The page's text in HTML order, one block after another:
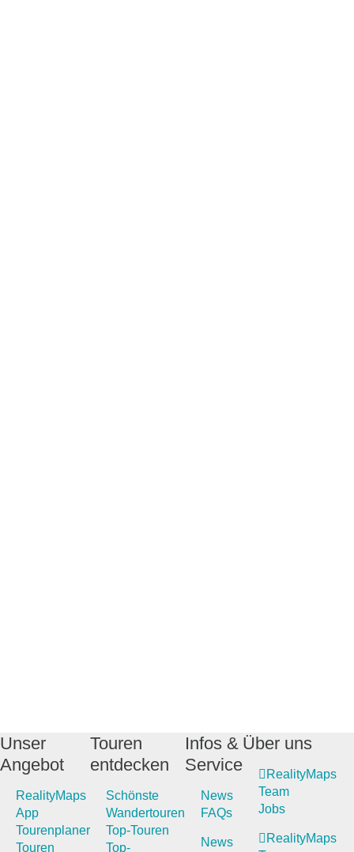
Unser
Angebot
RealityMaps
App
Tourenplaner
Touren
Touren
entdecken
Schönste
Wandertouren
Top-Touren
Top-
Infos &
Service
News
FAQs
News
Über uns
RealityMaps
Team
Jobs
RealityMaps